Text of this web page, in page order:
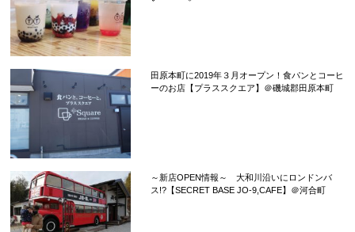
田原本町に2019年３月オープン！食パンとコーヒ
ーのお店【プラススクエア】＠磯城郡田原本町
～新店OPEN情報～ 大和川沿いにロンドンバ
ス!?【SECRET BASE JO-9,CAFE】＠河合町